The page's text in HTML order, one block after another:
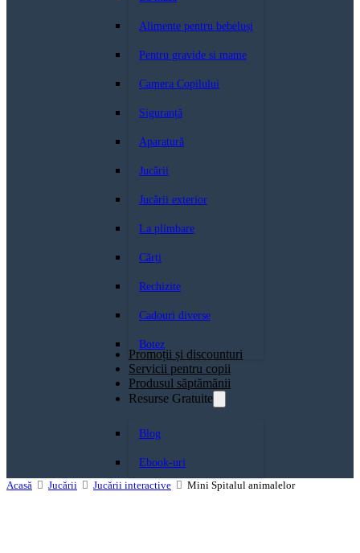
Alimente pentru bebeluși
Pentru gravide si mame
Camera Copilului
Siguranță
Aparatură
Jucării
Jucării exterior
La plimbare
Cărți
Rechizite
Cadouri diverse
Botez
Promoții și discounturi
Servicii pentru copii
Produsul săptămănii
Resurse Gratuite
Blog
Ebook-uri
Acasă
Jucării Jucării interactive Mini Spitalul animalelor